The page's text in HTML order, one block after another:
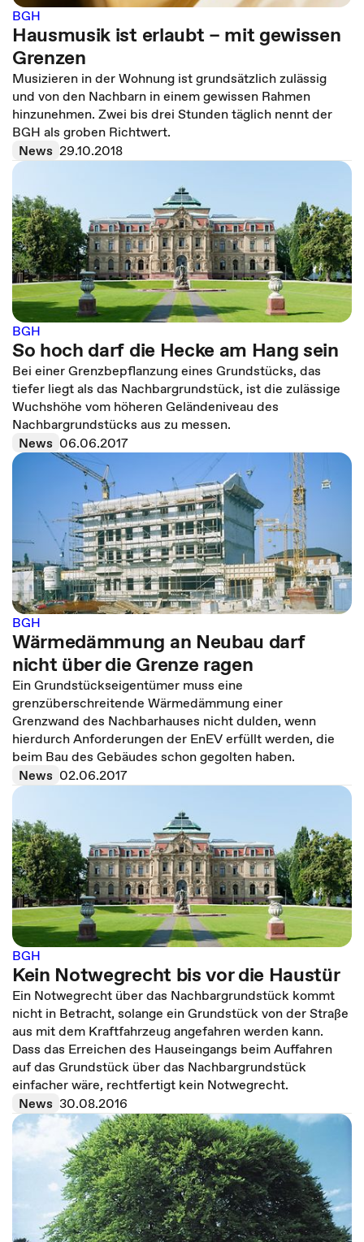
BGH
Hausmusik ist erlaubt – mit gewissen
Grenzen
Musizieren in der Wohnung ist grundsätzlich zulässig
und von den Nachbarn in einem gewissen Rahmen
hinzunehmen. Zwei bis drei Stunden täglich nennt der
BGH als groben Richtwert.
News 29.10.2018
BGH
So hoch darf die Hecke am Hang sein
Bei einer Grenzbepflanzung eines Grundstücks, das
tiefer liegt als das Nachbargrundstück, ist die zulässige
Wuchshöhe vom höheren Geländeniveau des
Nachbargrundstücks aus zu messen.
News 06.06.2017
BGH
Wärmedämmung an Neubau darf
nicht über die Grenze ragen
Ein Grundstückseigentümer muss eine
grenzüberschreitende Wärmedämmung einer
Grenzwand des Nachbarhauses nicht dulden, wenn
hierdurch Anforderungen der EnEV erfüllt werden, die
beim Bau des Gebäudes schon gegolten haben.
News 02.06.2017
BGH
Kein Notwegrecht bis vor die Haustür
Ein Notwegrecht über das Nachbargrundstück kommt
nicht in Betracht, solange ein Grundstück von der Straße
aus mit dem Kraftfahrzeug angefahren werden kann.
Dass das Erreichen des Hauseingangs beim Auffahren
auf das Grundstück über das Nachbargrundstück
einfacher wäre, rechtfertigt kein Notwegrecht.
News 30.08.2016